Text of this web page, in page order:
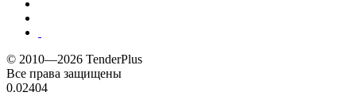
© 2010—2026 TenderPlus
Все права защищены
0.02404